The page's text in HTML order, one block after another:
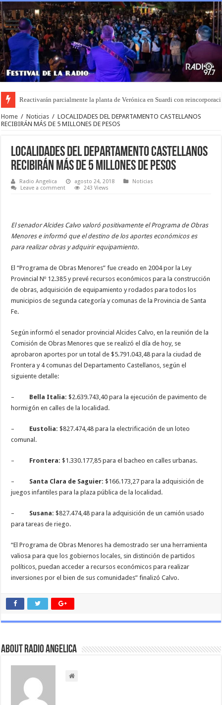
Reactivarán parcialmente la planta de Verónica en Suardi con
Home / Noticias / LOCALIDADES DEL DEPARTAMENTO CASTELLANOS
RECIBIRÁN MÁS DE 5 MILLONES DE PESOS
LOCALIDADES DEL DEPARTAMENTO CASTELLANOS
RECIBIRÁN MÁS DE 5 MILLONES DE PESOS
Radio Angelica agosto 24, 2018
Noticias
Leave a comment
243 Views
El senador Alcides Calvo valoró positivamente el Programa de Obras
Menores e informó que el destino de los aportes económicos es
para realizar obras y adquirir equipamiento.
El “Programa de Obras Menores” fue creado en 2004 por la Ley
Provincial Nº 12.385 y prevé recursos económicos para la construcción
de obras, adquisición de equipamiento y rodados para todos los
municipios de segunda categoría y comunas de la Provincia de Santa
Fe.
Según informó el senador provincial Alcides Calvo, en la reunión de la
Comisión de Obras Menores que se realizó el día de hoy, se
aprobaron aportes por un total de $5.791.043,48 para la ciudad de
Frontera y 4 comunas del Departamento Castellanos, según el
siguiente detalle:
– Bella Italia: $2.639.743,40 para la ejecución de pavimento de
hormigón en calles de la localidad.
– Eustolia: $827.474,48 para la electrificación de un loteo
comunal.
– Frontera: $1.330.177,85 para el bacheo en calles urbanas.
– Santa Clara de Saguier: $166.173,27 para la adquisición de
juegos infantiles para la plaza pública de la localidad.
– Susana: $827.474,48 para la adquisición de un camión usado
para tareas de riego.
“El Programa de Obras Menores ha demostrado ser una herramienta
valiosa para que los gobiernos locales, sin distinción de partidos
políticos, puedan acceder a recursos económicos para realizar
inversiones por el bien de sus comunidades” finalizó Calvo.
About Radio Angelica